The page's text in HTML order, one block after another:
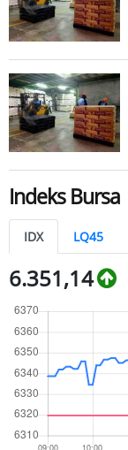
Indeks Bursa
IDX LQ45
6.351,14